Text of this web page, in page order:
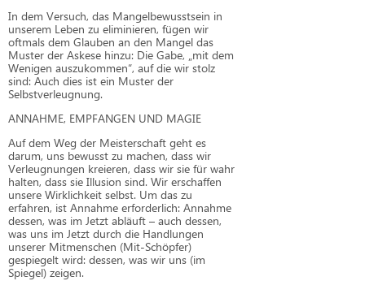
In dem Versuch, das Mangelbewusstsein in
unserem Leben zu eliminieren, fügen wir
oftmals dem Glauben an den Mangel das
Muster der Askese hinzu: Die Gabe, „mit dem
Wenigen auszukommen“, auf die wir stolz
sind: Auch dies ist ein Muster der
Selbstverleugnung.
ANNAHME, EMPFANGEN UND MAGIE
Auf dem Weg der Meisterschaft geht es
darum, uns bewusst zu machen, dass wir
Verleugnungen kreieren, dass wir sie für wahr
halten, dass sie Illusion sind. Wir erschaffen
unsere Wirklichkeit selbst. Um das zu
erfahren, ist Annahme erforderlich: Annahme
dessen, was im Jetzt abläuft – auch dessen,
was uns im Jetzt durch die Handlungen
unserer Mitmenschen (Mit-Schöpfer)
gespiegelt wird: dessen, was wir uns (im
Spiegel) zeigen.